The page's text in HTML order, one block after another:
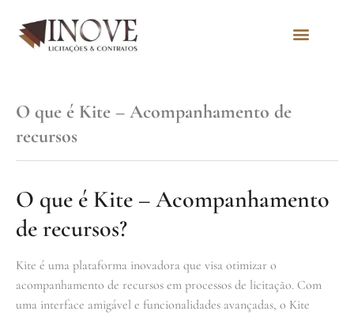
O que é Kite – Acompanhamento de
recursos
O que é Kite – Acompanhamento
de recursos?
Kite é uma plataforma inovadora que visa otimizar o
acompanhamento de recursos em processos de licitação. Com
uma interface amigável e funcionalidades avançadas, o Kite